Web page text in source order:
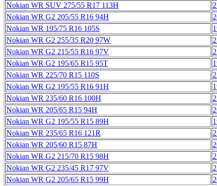
Nokian WR SUV 275/55 R17 113H
Nokian WR G2 205/55 R16 94H
Nokian WR 195/75 R16 105S
Nokian WR G2 255/35 R20 97W
Nokian WR G2 215/55 R16 97V
Nokian WR G2 195/65 R15 95T
Nokian WR 225/70 R15 110S
Nokian WR G2 195/55 R16 91H
Nokian WR 235/60 R16 100H
Nokian WR 205/65 R15 94H
Nokian WR G2 195/55 R15 89H
Nokian WR 235/65 R16 121R
Nokian WR 205/60 R15 87H
Nokian WR G2 215/70 R15 98H
Nokian WR G2 235/45 R17 97V
Nokian WR G2 205/65 R15 99H